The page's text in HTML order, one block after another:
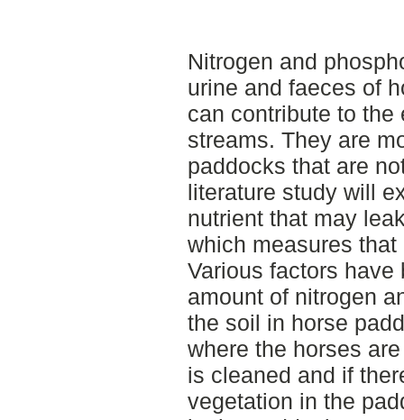
Nitrogen and
urine and faeces of
can contribute to
streams. They are
paddocks that are
literature study will
nutrient that may
which measures
Various factors
amount of nitrogen
the soil in horse
where the horses
is cleaned and if
vegetation in the